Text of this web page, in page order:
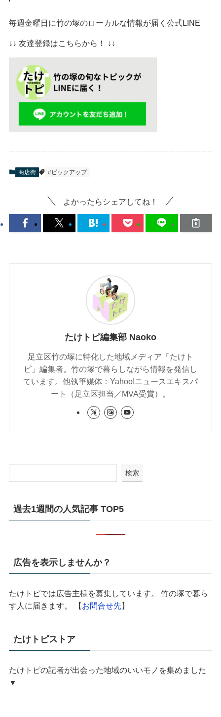
毎週金曜日に竹の塚のローカルな情報が届く公式LINE
↓↓ 友達登録はこちらから！ ↓↓
商店街 #ピックアップ
よかったらシェアしてね！
たけトピ編集部 Naoko
足立区竹の塚に特化した地域メディア「たけト
ピ」編集者。竹の塚で暮らしながら情報を発信し
ています。他執筆媒体：Yahoo!ニュースエキスパ
ート（足立区担当／MVA受賞）。
検索
過去1週間の人気記事 TOP5
広告を表示しませんか？
たけトピでは広告主様を募集しています。 竹の塚で暮ら
す人に届きます。 【お問合せ先】
たけトピストア
たけトピの記者が出会った地域のいいモノを集めました
▼